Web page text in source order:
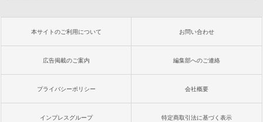
本サイトのご利用について お問い合わせ
広告掲載のご案内 編集部へのご連絡
プライバシーポリシー 会社概要
インプレスグループ 特定商取引法に基づく表示